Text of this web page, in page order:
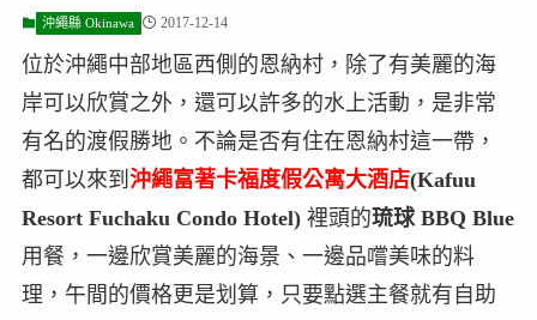
沖繩縣 Okinawa 2017-12-14
位於沖繩中部地區西側的恩納村，除了有美麗的海
岸可以欣賞之外，還可以許多的水上活動，是非常
有名的渡假勝地。不論是否有住在恩納村這一帶，
都可以來到 沖繩富著卡福度假公寓大酒店(Kafuu
Resort Fuchaku Condo Hotel) 裡頭的琉球 BBQ Blue
用餐，一邊欣賞美麗的海景、一邊品嚐美味的料
理，午間的價格更是划算，只要點選主餐就有自助